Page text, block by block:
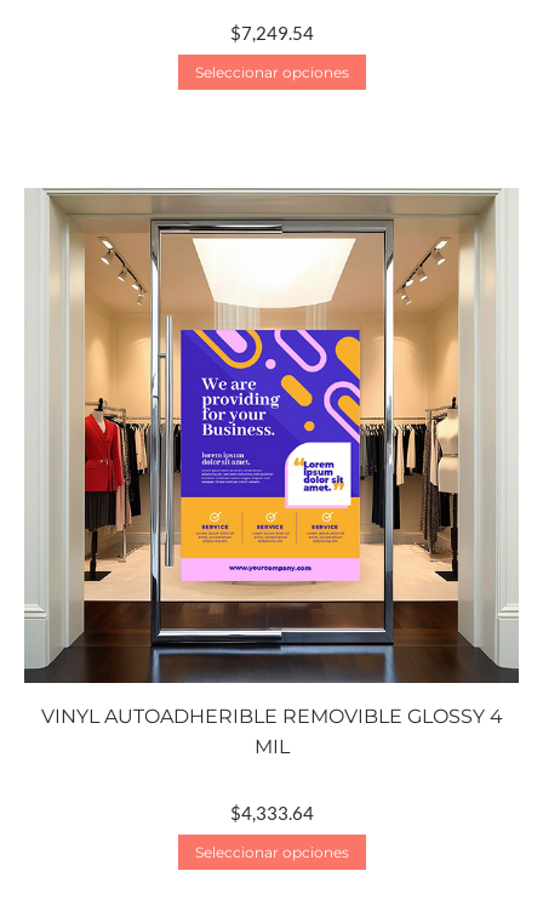
$7,249.54
Seleccionar opciones
VINYL AUTOADHERIBLE REMOVIBLE GLOSSY 4
MIL
$4,333.64
Seleccionar opciones